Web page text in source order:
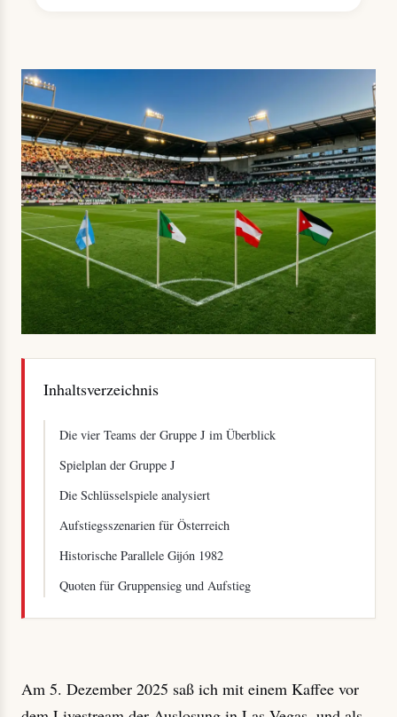
Inhaltsverzeichnis
Die vier Teams der Gruppe J im Überblick
Spielplan der Gruppe J
Die Schlüsselspiele analysiert
Aufstiegsszenarien für Österreich
Historische Parallele Gijón 1982
Quoten für Gruppensieg und Aufstieg
Am 5. Dezember 2025 saß ich mit einem Kaffee vor